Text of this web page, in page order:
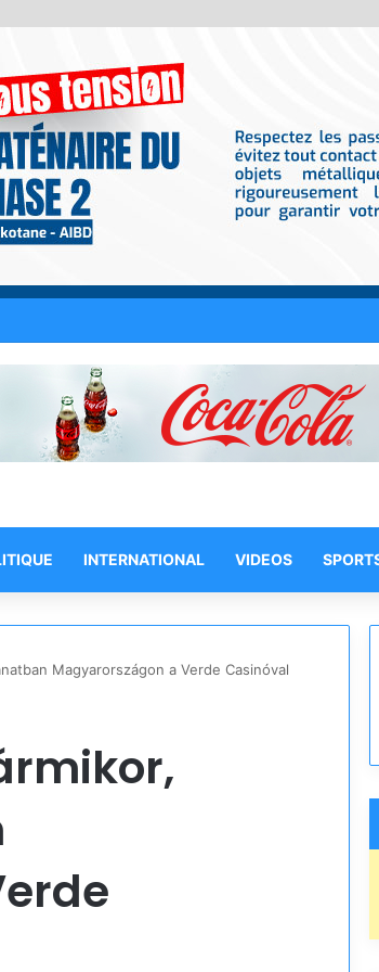
le chavirement d’une pirogue à Djibonker
INTERNATIONAL VIDEOS
Magyarországon a Verde Casinóval